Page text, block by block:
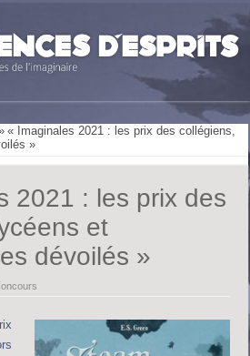
« Imaginales 2021 : les prix des collégiens,
»
2021 : les prix des
et
dévoilés »